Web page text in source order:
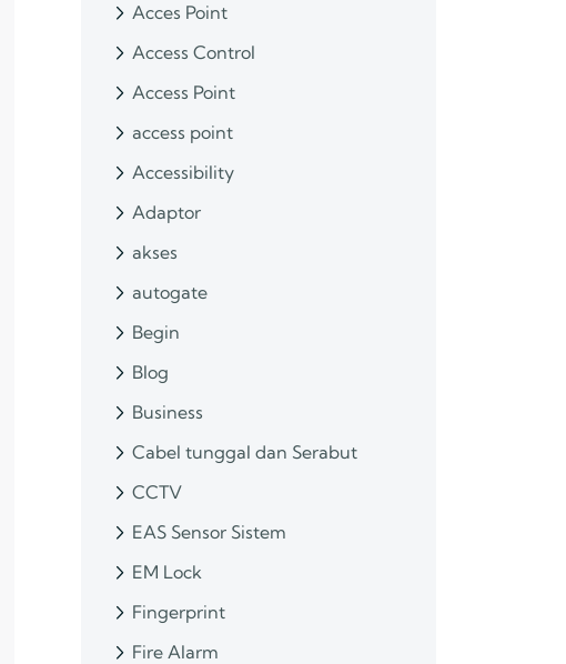
Acces Point
Access Control
Access Point
access point
Accessibility
Adaptor
akses
autogate
Begin
Blog
Business
Cabel tunggal dan Serabut
CCTV
EAS Sensor Sistem
EM Lock
Fingerprint
Fire Alarm